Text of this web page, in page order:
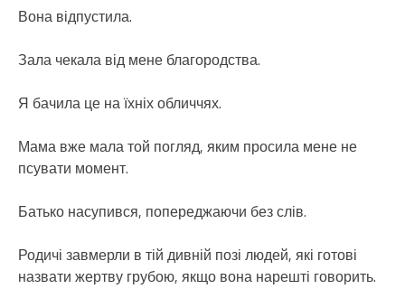
Вона відпустила.
Зала чекала від мене благородства.
Я бачила це на їхніх обличчях.
Мама вже мала той погляд, яким просила мене не
псувати момент.
Батько насупився, попереджаючи без слів.
Родичі завмерли в тій дивній позі людей, які готові
назвати жертву грубою, якщо вона нарешті говорить.